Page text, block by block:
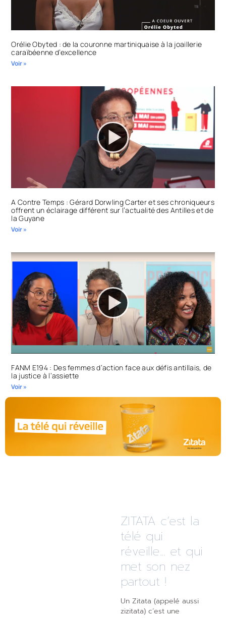
Orélie Obyted : de la couronne martiniquaise à la joaillerie
caraïbéenne d’excellence
Voir »
A Contre Temps : Gérard Dorwling Carter et ses chroniqueurs
offrent un éclairage différent sur l’actualité des Antilles et de
la Guyane
Voir »
FANM E194 : Des femmes d’action face aux défis antillais, de
la justice à l’assiette
Voir »
ZITATA c’est la
télé qui
réveille... et qui
met son nez
partout !
Un Zitata (appelé aussi
zizitata) c’est une